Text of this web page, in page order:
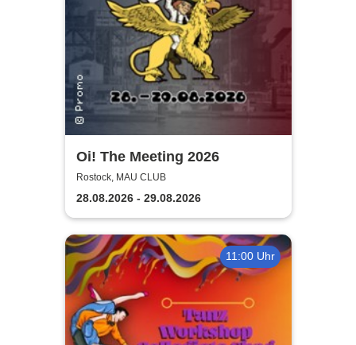
Oi! The Meeting 2026
Rostock, MAU CLUB
28.08.2026 - 29.08.2026
11:00 Uhr